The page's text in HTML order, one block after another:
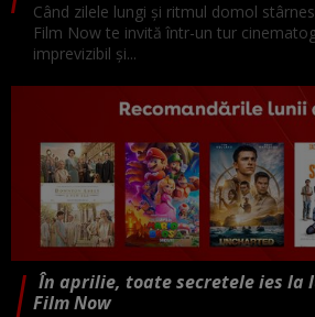
Când zilele lungi și ritmul domol
Film Now te invită într-un tur
imprevizibil și...
În aprilie, toate secretele ies la
Film Now